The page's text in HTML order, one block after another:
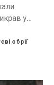
у
обрії